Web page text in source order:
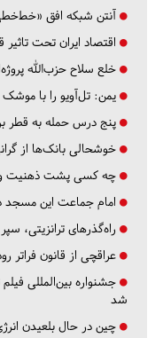
آنتن شبکه افق
اقتصاد ایران تحت تاثیر
خلع سلاح حزب‌الله
یمن: تل‌آویو را با
پنج درس‌ حمله به قطر
خوشحالی بانک‌ها از
چه کسی پشت ذهنیت
امام جماعت این مسجد در ۳ سال، نمازگزاران را ۴
راه‌گذرهای ترانزیتی،
عراقچی از قانون فراتر
جشنواره بین‌المللی
شد
چین در حال بلعیدن